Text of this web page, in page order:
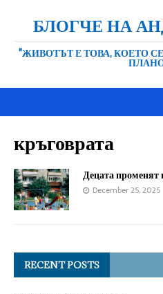
БЛОГЧЕ НА
"ЖИВОТЪТ Е ТОВА, КОЕТО
кръговрата
Децата променят
December 25, 2025
RECENT POSTS